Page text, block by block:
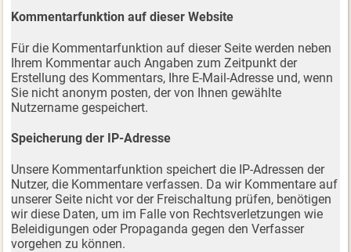
Kommentarfunktion auf dieser Website
Für die Kommentarfunktion auf dieser Seite werden neben
Ihrem Kommentar auch Angaben zum Zeitpunkt der
Erstellung des Kommentars, Ihre E-Mail-Adresse und, wenn
Sie nicht anonym posten, der von Ihnen gewählte
Nutzername gespeichert.
Speicherung der IP-Adresse
Unsere Kommentarfunktion speichert die IP-Adressen der
Nutzer, die Kommentare verfassen. Da wir Kommentare auf
unserer Seite nicht vor der Freischaltung prüfen, benötigen
wir diese Daten, um im Falle von Rechtsverletzungen wie
Beleidigungen oder Propaganda gegen den Verfasser
vorgehen zu können.